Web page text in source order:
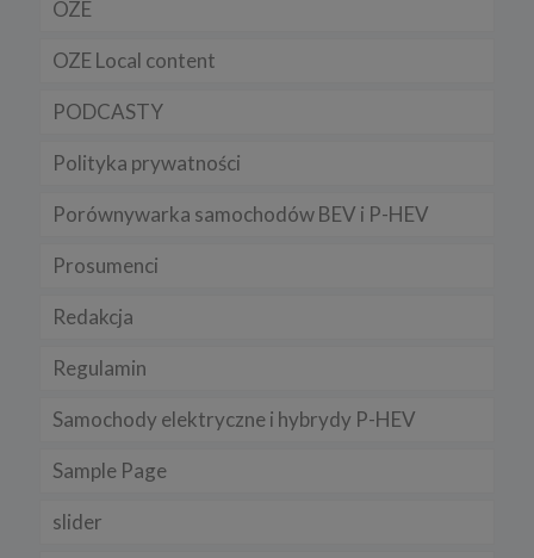
OZE
OZE Local content
PODCASTY
Polityka prywatności
Porównywarka samochodów BEV i P-HEV
Prosumenci
Redakcja
Regulamin
Samochody elektryczne i hybrydy P-HEV
Sample Page
slider